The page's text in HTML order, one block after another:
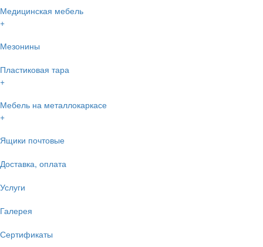
Медицинская мебель
+
Мезонины
Пластиковая тара
+
Мебель на металлокаркасе
+
Ящики почтовые
Доставка, оплата
Услуги
Галерея
Сертификаты